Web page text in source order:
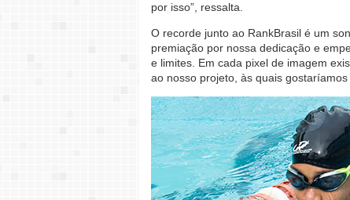
por isso”, ressalta.
O recorde junto ao RankBrasil é um
premiação por nossa dedicação e
e limites. Em cada pixel de imagem
ao nosso projeto, às quais gostaríamos